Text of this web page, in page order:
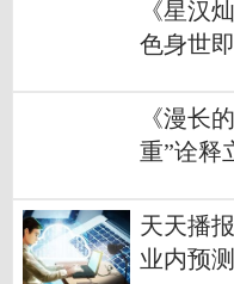
《星汉
色身世
《漫长
重”诠释
天天播
业内预